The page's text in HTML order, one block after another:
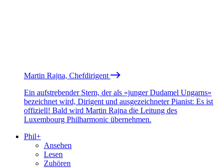
Martin Rajna, Chefdirigent
Ein aufstrebender Stern, der als «junger Dudamel Ungarns»
bezeichnet wird, Dirigent und ausgezeichneter Pianist: Es ist
offiziell! Bald wird Martin Rajna die Leitung des
Luxembourg Philharmonic übernehmen.
Phil+
Ansehen
Lesen
Zuhören